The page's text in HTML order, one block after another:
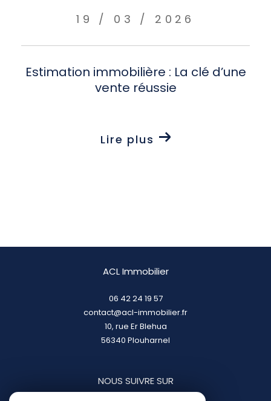
19 / 03 / 2026
Estimation immobilière : La clé d’une
vente réussie
Lire plus
ACL Immobilier
06 42 24 19 57
contact@acl-immobilier.fr
10, rue Er Blehua
56340
plouharnel
NOUS SUIVRE SUR